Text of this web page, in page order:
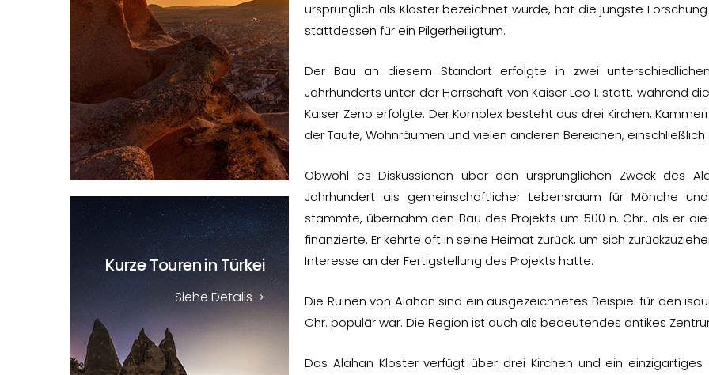
ursprünglich als Kloster bezeichnet wurde, hat die jüngste
stattdessen für ein Pilgerheiligtum.
Der Bau an diesem Standort erfolgte in zwei
Jahrhunderts unter der Herrschaft von Kaiser Leo I. statt, während
Kaiser Zeno erfolgte. Der Komplex besteht aus drei Kirchen,
der Taufe, Wohnräumen und vielen anderen Bereichen,
Obwohl es Diskussionen über den ursprünglichen Zweck des
Jahrhundert als gemeinschaftlicher Lebensraum für Mönche
stammte, übernahm den Bau des Projekts um 500 n. Chr., als er
finanzierte. Er kehrte oft in seine Heimat zurück, um sich
Interesse an der Fertigstellung des Projekts hatte.
Die Ruinen von Alahan sind ein ausgezeichnetes Beispiel für den
Chr. populär war. Die Region ist auch als bedeutendes antikes
Das Alahan Kloster verfügt über drei Kirchen und ein
Kurze Tourenin Türkei
Siehe Details